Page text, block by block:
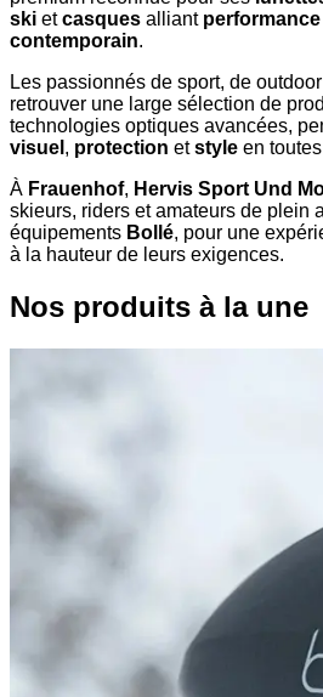
ski etcasques alliant
contemporain.
Les passionnés de sport, de
retrouver une large sélection de
technologies optiques avancées,
visuel , protection etstyle en
À Frauenhof, Hervis Sport Und
skieurs, riders et amateurs de plein
équipements Bollé, pour une
à la hauteur de leurs exigences.
Nos produits à la une